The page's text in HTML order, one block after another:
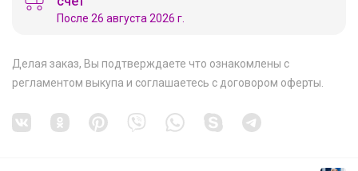
После 26 августа 2026 г.
Делая заказ, Вы подтверждаете что ознакомлены с
регламентом выкупа и соглашаетесь с договором оферты